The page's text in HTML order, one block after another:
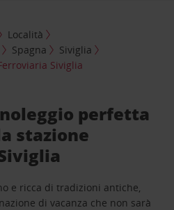
Località
Spagna
Siviglia
Siviglia
perfetta
stazione
e ricca di tradizioni antiche,
di vacanza che non sarà